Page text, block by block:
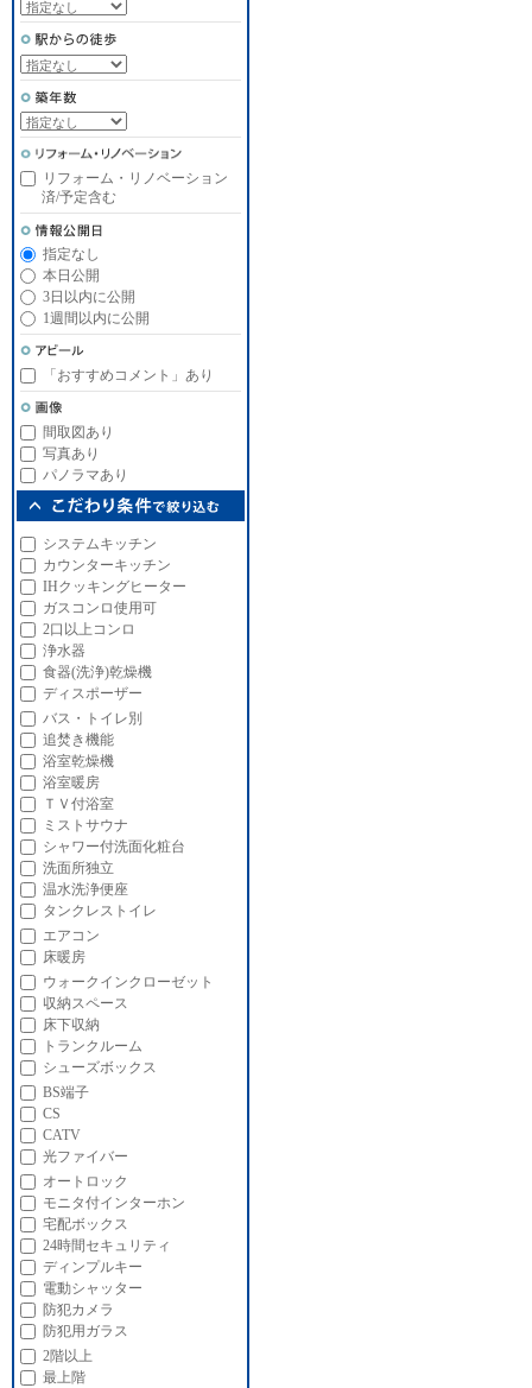
リフォーム・リノベーション
済/予定含む
指定なし
本日公開
3日以内に公開
1週間以内に公開
「おすすめコメント」あり
間取図あり
写真あり
パノラマあり
システムキッチン
カウンターキッチン
IHクッキングヒーター
ガスコンロ使用可
2口以上コンロ
浄水器
食器(洗浄)乾燥機
ディスポーザー
バス・トイレ別
追焚き機能
浴室乾燥機
浴室暖房
ＴＶ付浴室
ミストサウナ
シャワー付洗面化粧台
洗面所独立
温水洗浄便座
タンクレストイレ
エアコン
床暖房
ウォークインクローゼット
収納スペース
床下収納
トランクルーム
シューズボックス
BS端子
CS
CATV
光ファイバー
オートロック
モニタ付インターホン
宅配ボックス
24時間セキュリティ
ディンプルキー
電動シャッター
防犯カメラ
防犯用ガラス
2階以上
最上階